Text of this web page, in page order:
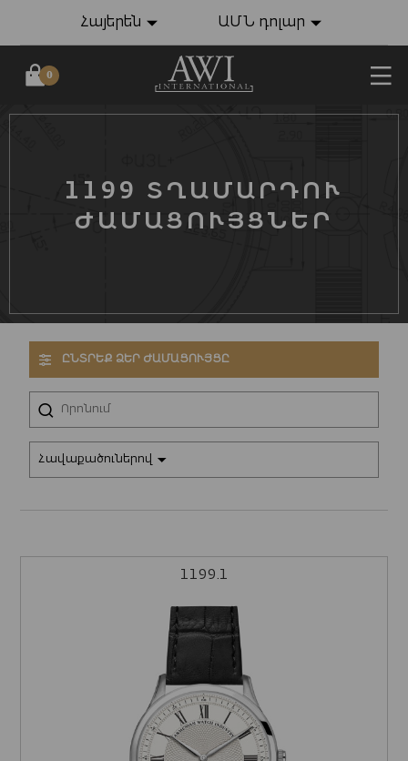
Հայերեն ԱՄՆ դոլար
0
1199 ՏՂԱՄԱՐԴՈՒ
ԺԱՄԱՑՈՒՅՑՆԵՐ
ԸՆՏՐԵՔ ՁԵՐ ԺԱՄԱՑՈՒՅՑԸ
Հավաքածուներով
1199.1